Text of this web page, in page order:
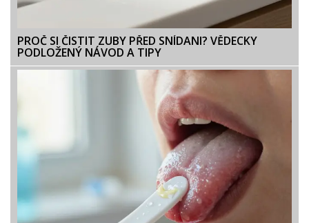
PROČ SI ČISTIT ZUBY PŘED SNÍDANI? VĚDECKY
PODLOŽENÝ NÁVOD A TIPY